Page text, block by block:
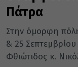
Πάτρα
Στην όμορφη
& 25
Φθιώτιδος κ.